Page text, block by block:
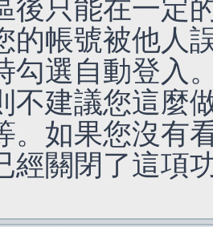
後只能在一定
的帳號被他人
勾選自動登入
不建議您這麼
。如果您沒有
經關閉了這項